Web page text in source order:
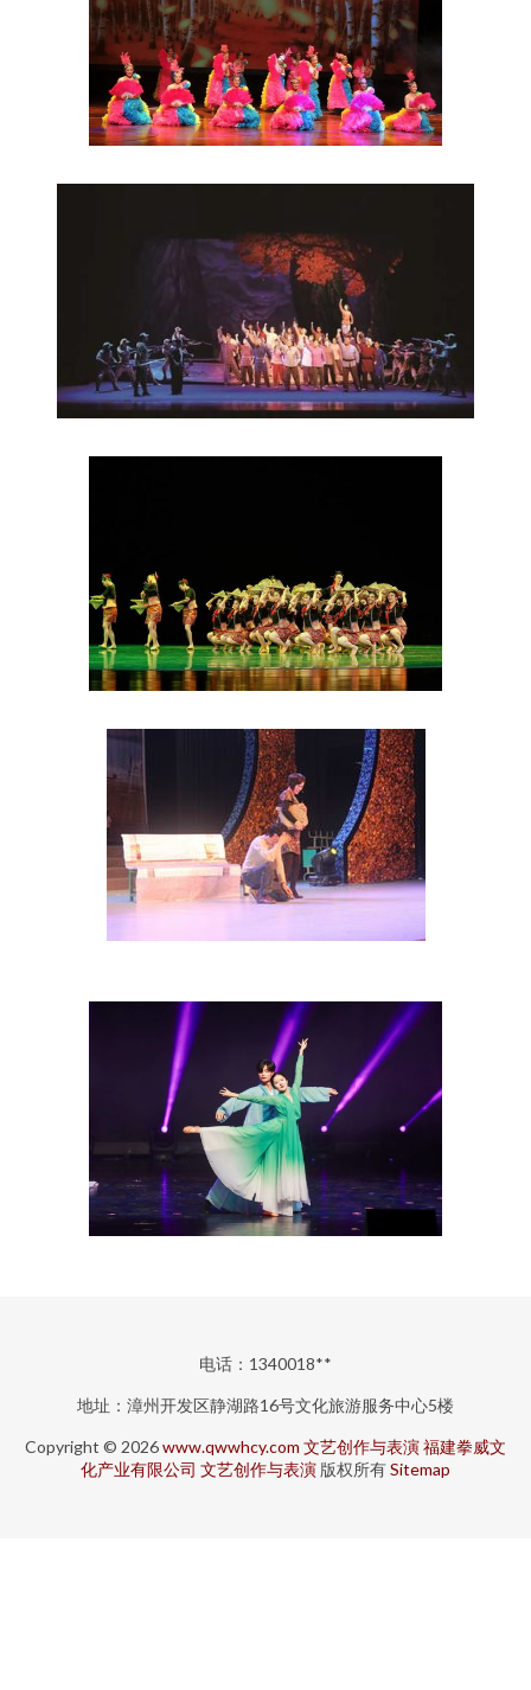
电话：1340018**
地址：漳州开发区静湖路16号文化旅游服务中心5楼
Copyright © 2026www.qwwhcy.com 文艺创作与表演福建拳威文
化产业有限公司 文艺创作与表演 版权所有Sitemap